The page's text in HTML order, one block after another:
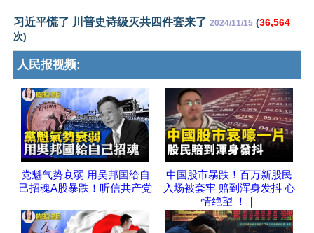
习近平慌了 川普史诗级灭共四件套来了 2024/11/15 (36,564
次)
人民报视频:
党魁气势衰弱 用吴邦国给自
己招魂A股暴跌！听信共产党
中国股市暴跌！百万新股民
入场被套牢 赔到浑身发抖 心
情绝望 ！｜